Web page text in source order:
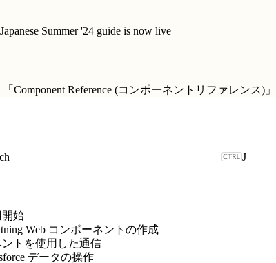
Summer '24 guide is now live
「Component Reference (コンポーネントリファレンス)」
J
始
Web コンポーネントの作成
ントを使用した通信
データの操作